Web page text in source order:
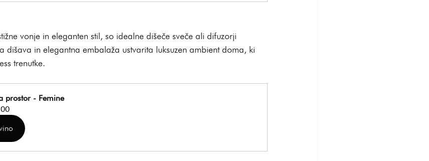
vonje in eleganten stil, so idealne dišeče sveče ali difuzorji
dišava in elegantna embalaža ustvarita luksuzen ambient doma, ki
trenutke.
prostor - Femine